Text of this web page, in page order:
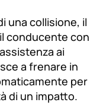
una collisione, il
conducente con
ai
a frenare in
per
di un impatto.